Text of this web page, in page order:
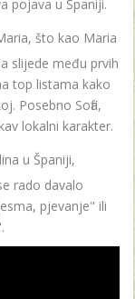
pojava u Španiji.
što kao Maria
slijede među prvih
top listama kako
Posebno Sofia,
lokalni karakter.
u Španiji,
rado davalo
pjevanje" ili